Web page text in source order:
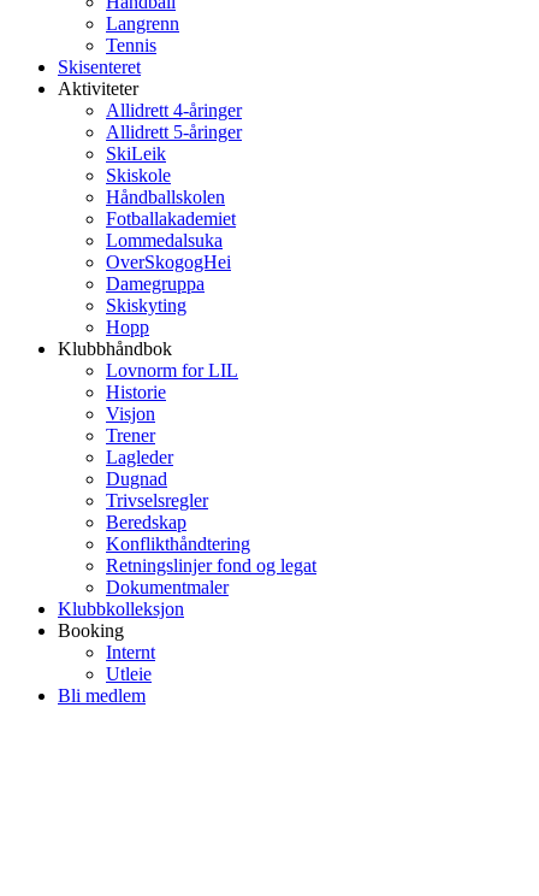
Langrenn
Tennis
Skisenteret
Aktiviteter
Allidrett 4-åringer
Allidrett 5-åringer
SkiLeik
Skiskole
Håndballskolen
Fotballakademiet
Lommedalsuka
OverSkogogHei
Damegruppa
Skiskyting
Hopp
Klubbhåndbok
Lovnorm for LIL
Historie
Visjon
Trener
Lagleder
Dugnad
Trivselsregler
Beredskap
Konflikthåndtering
Retningslinjer fond og legat
Dokumentmaler
Klubbkolleksjon
Booking
Internt
Utleie
Bli medlem